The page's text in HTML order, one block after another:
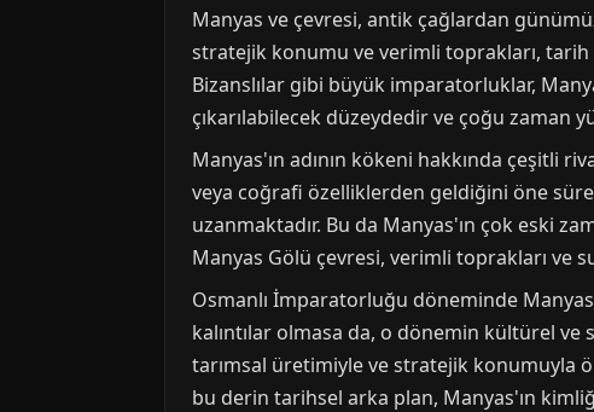
Manyas ve çevresi, antik çağlardan
stratejik konumu ve verimli toprakları, tarih
Bizanslılar gibi büyük imparatorluklar,
çıkarılabilecek düzeydedir ve çoğu zaman
Manyas'ın adının kökeni hakkında çeşitli
veya coğrafi özelliklerden geldiğini öne
uzanmaktadır. Bu da Manyas'ın çok eski
Manyas Gölü çevresi, verimli toprakları ve
Osmanlı İmparatorluğu döneminde
kalıntılar olmasa da, o dönemin kültürel ve
tarımsal üretimiyle ve stratejik konumuyla
bu derin tarihsel arka plan, Manyas'ın